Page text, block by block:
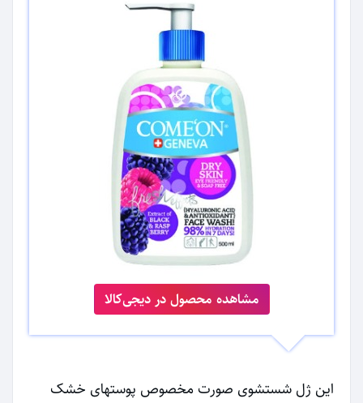
مشاهده محصول در دیجی‌کالا
این ژل شستشوی صورت مخصوص پوستهای خشک